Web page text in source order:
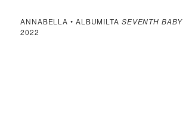
ANNABELLA • ALBUMILTA SEVENTH BABY
2022